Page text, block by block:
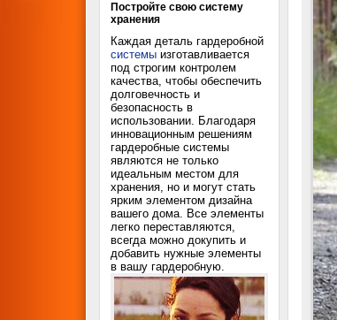
Постройте свою систему
хранения
Каждая деталь гардеробной
системы изготавливается
под строгим контролем
качества, чтобы обеспечить
долговечность и
безопасность в
использовании. Благодаря
инновационным решениям
гардеробные системы
являются не только
идеальным местом для
хранения, но и могут стать
ярким элементом дизайна
вашего дома. Все элементы
легко переставляются,
всегда можно докупить и
добавить нужные элементы
в вашу гардеробную.